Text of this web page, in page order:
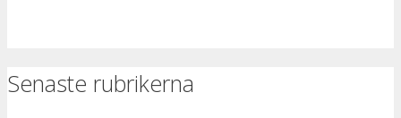
Senaste rubrikerna